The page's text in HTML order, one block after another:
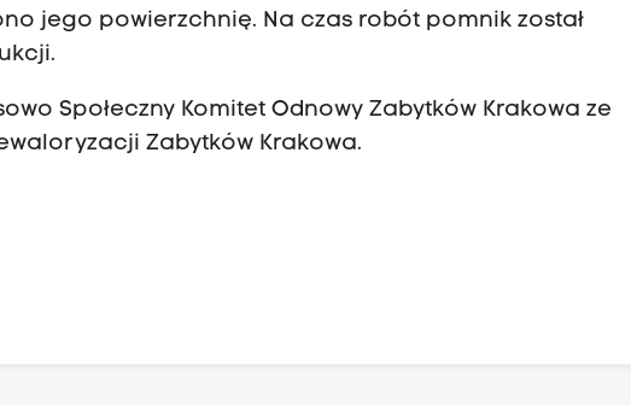
jego powierzchnię. Na czas robót pomnik został
Społeczny Komitet Odnowy Zabytków Krakowa ze
Zabytków Krakowa.